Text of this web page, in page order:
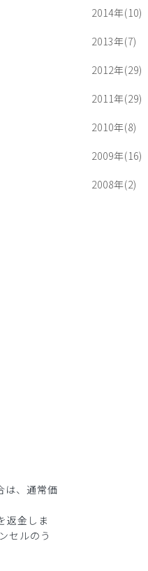
は、通常価
返金しま
セルのう
2014年(10)
2013年(7)
2012年(29)
2011年(29)
2010年(8)
2009年(16)
2008年(2)